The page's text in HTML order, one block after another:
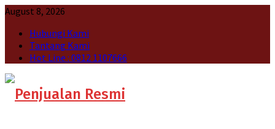
August 8, 2026
Hubungi Kami
Tantang Kami
Hot Line : 0812 1107666